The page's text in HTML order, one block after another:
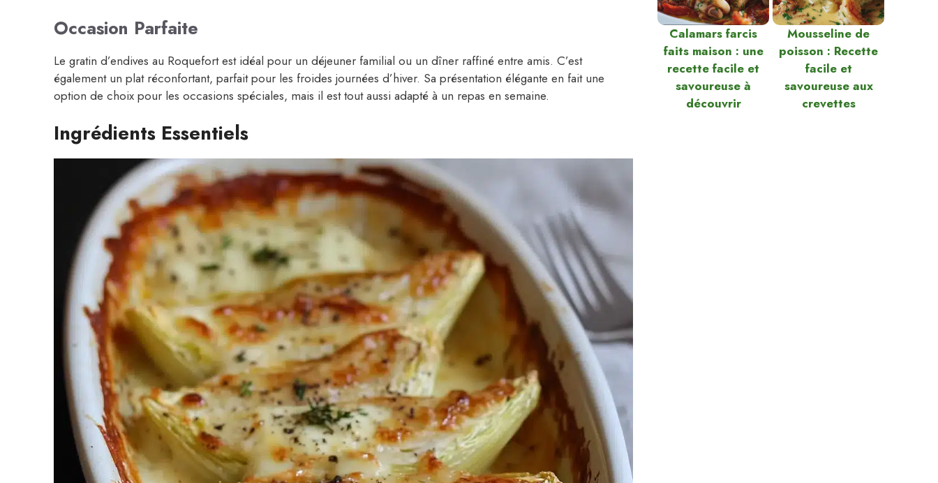
Occasion Parfaite
Le gratin d’endives au Roquefort est idéal pour un déjeuner familial ou un dîner raffiné entre amis. C’est
également un plat réconfortant, parfait pour les froides journées d’hiver. Sa présentation élégante en fait une
option de choix pour les occasions spéciales, mais il est tout aussi adapté à un repas en semaine.
Ingrédients Essentiels
Calamars farcis
faits maison : une
recette facile et
savoureuse à
découvrir
Mousseline de
poisson : Recette
facile et
savoureuse aux
crevettes